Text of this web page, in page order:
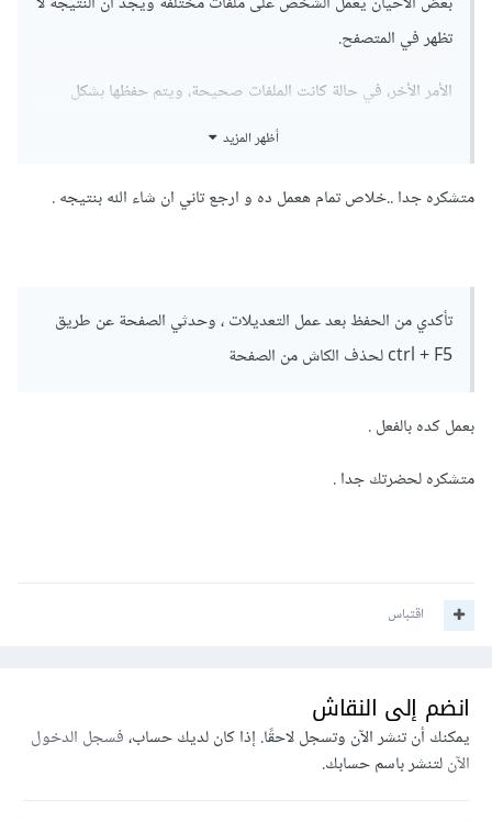
تظهر في المتصفح.
الأمر الأخر، في حالة كانت الملفات صحيحة، ويتم حفظها بشكل
سليم، فربما يوجد مشكلة في اللمتصفح (بالتحديد في الملفات
متصفح آخر بالفعل، أو حذف الملفات المؤقتة من خلال الضغط على
ok/clear. ثم إعادة تحميل الصفحة مرة أخرى.
في حالة لم تعمل اي من الطرق السابقة، فأرجو منك إرفاق كود
أظهر المزيد
متشكره جدا ..خلاص تمام هعمل ده و ارجع تاني ان شاء الله بنتيجه .
تأكدي من الحفظ بعد عمل التعديلات ، وحدثي الصفحة عن طريق
ctrl + F5 لحذف الكاش من الصفحة
بعمل كده بالفعل .
متشكره لحضرتك جدا .
اقتباس
انضم إلى النقاش
يمكنك أن تنشر الآن وتسجل لاحقًا. إذا كان لديك حساب،فسجل الدخول
الآنلتنشر باسم حسابك.